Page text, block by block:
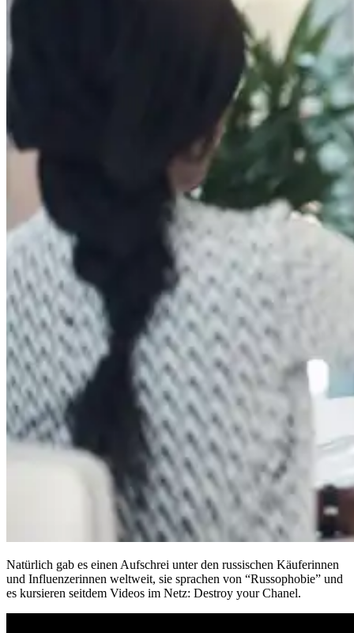
Natürlich gab es einen Aufschrei unter den russischen Käuferinnen
und Influenzerinnen weltweit, sie sprachen von “Russophobie” und
es kursieren seitdem Videos im Netz: Destroy your Chanel.